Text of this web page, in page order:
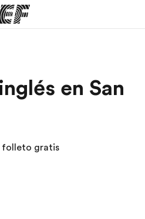
en San
folleto gratis